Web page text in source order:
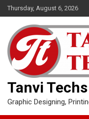
Skip
to
content
Thursday, August 6, 2026
Tanvi Techs
Graphic Designing,